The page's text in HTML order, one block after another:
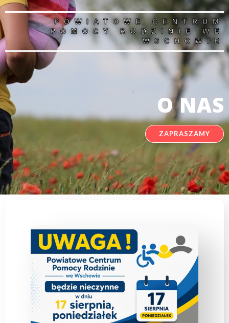
POWIATOWE CENTRUM
POMOCY RODZINIE WE
WSCHOWIE
O NAS
ZAPRASZAMY